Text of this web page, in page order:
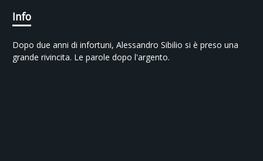
Info
Dopo due anni di infortuni, Alessandro Sibilio si è preso una
grande rivincita. Le parole dopo l'argento.